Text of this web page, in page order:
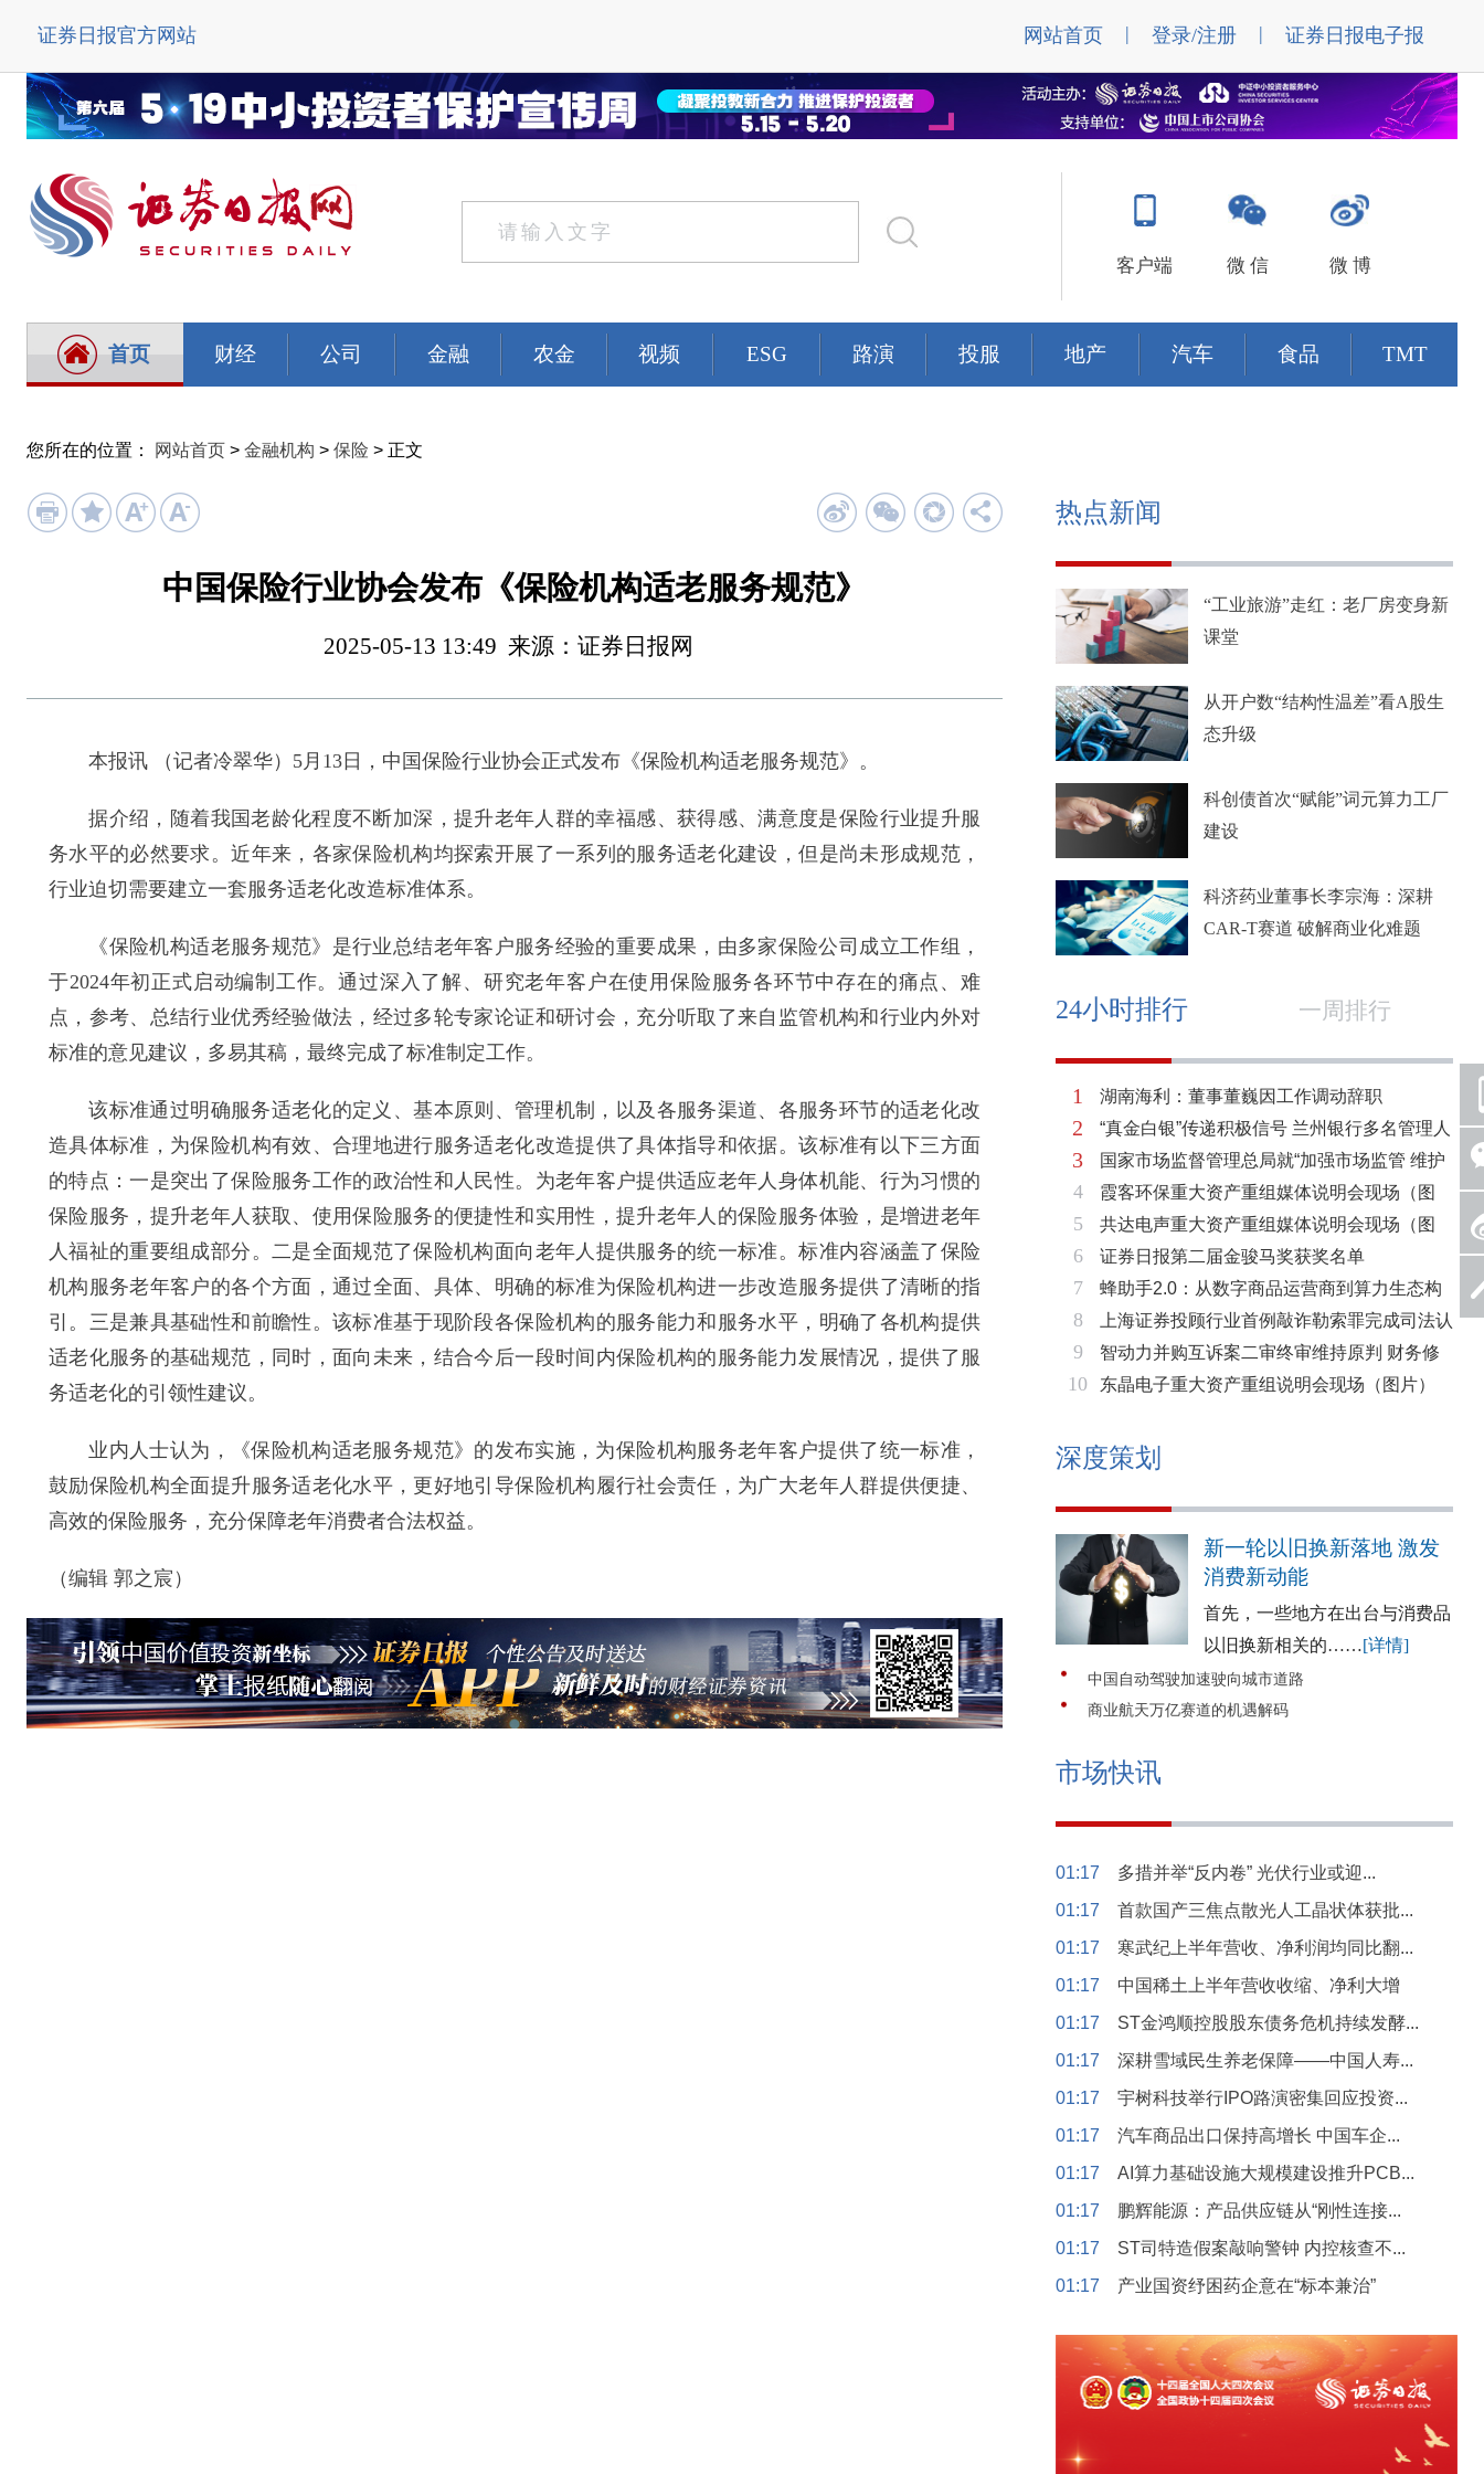
证券日报官方网站 网站首页 | 登录/注册 | 证券日报电子报
客户端 微 信 微 博
首页 财经 公司 金融 农金 视频 ESG 路演 投服 地产 汽车 食品 TMT
您所在的位置： 网站首页 > 金融机构 > 保险 > 正文
中国保险行业协会发布《保险机构适老服务规范》
2025-05-13 13:49 来源：证券日报网
本报讯 （记者冷翠华）5月13日，中国保险行业协会正式发布《保险机构适老服务规范》。
据介绍，随着我国老龄化程度不断加深，提升老年人群的幸福感、获得感、满意度是保险行业提升服
务水平的必然要求。近年来，各家保险机构均探索开展了一系列的服务适老化建设，但是尚未形成规范，
行业迫切需要建立一套服务适老化改造标准体系。
《保险机构适老服务规范》是行业总结老年客户服务经验的重要成果，由多家保险公司成立工作组，
于2024年初正式启动编制工作。通过深入了解、研究老年客户在使用保险服务各环节中存在的痛点、难
点，参考、总结行业优秀经验做法，经过多轮专家论证和研讨会，充分听取了来自监管机构和行业内外对
标准的意见建议，多易其稿，最终完成了标准制定工作。
该标准通过明确服务适老化的定义、基本原则、管理机制，以及各服务渠道、各服务环节的适老化改
造具体标准，为保险机构有效、合理地进行服务适老化改造提供了具体指导和依据。该标准有以下三方面
的特点：一是突出了保险服务工作的政治性和人民性。为老年客户提供适应老年人身体机能、行为习惯的
保险服务，提升老年人获取、使用保险服务的便捷性和实用性，提升老年人的保险服务体验，是增进老年
人福祉的重要组成部分。二是全面规范了保险机构面向老年人提供服务的统一标准。标准内容涵盖了保险
机构服务老年客户的各个方面，通过全面、具体、明确的标准为保险机构进一步改造服务提供了清晰的指
引。三是兼具基础性和前瞻性。该标准基于现阶段各保险机构的服务能力和服务水平，明确了各机构提供
适老化服务的基础规范，同时，面向未来，结合今后一段时间内保险机构的服务能力发展情况，提供了服
务适老化的引领性建议。
业内人士认为，《保险机构适老服务规范》的发布实施，为保险机构服务老年客户提供了统一标准，
鼓励保险机构全面提升服务适老化水平，更好地引导保险机构履行社会责任，为广大老年人群提供便捷、
高效的保险服务，充分保障老年消费者合法权益。
（编辑 郭之宸）
热点新闻
“工业旅游”走红：老厂房变身新
课堂
从开户数“结构性温差”看A股生
态升级
科创债首次“赋能”词元算力工厂
建设
科济药业董事长李宗海：深耕
CAR-T赛道 破解商业化难题
24小时排行 一周排行
1
2
3
4
5
6
7
8
9
10
湖南海利：董事董巍因工作调动辞职
“真金白银”传递积极信号 兰州银行多名管理人
员拟增持公司股份不低于600万元
国家市场监督管理总局就“加强市场监管 维护
市场秩序”答记者问
霞客环保重大资产重组媒体说明会现场（图
片）
共达电声重大资产重组媒体说明会现场（图
片）
证券日报第二届金骏马奖获奖名单
蜂助手2.0：从数字商品运营商到算力生态构
建者的跃迁
上海证券投顾行业首例敲诈勒索罪完成司法认
定 司法机关重拳打击“职业索赔人”
智动力并购互诉案二审终审维持原判 财务修
复与估值空间同步打开
东晶电子重大资产重组说明会现场（图片）
深度策划
新一轮以旧换新落地 激发
消费新动能
首先，一些地方在出台与消费品
以旧换新相关的……[详情]
中国自动驾驶加速驶向城市道路
商业航天万亿赛道的机遇解码
市场快讯
01:17
多措并举“反内卷” 光伏行业或迎...
01:17
首款国产三焦点散光人工晶状体获批...
01:17
寒武纪上半年营收、净利润均同比翻...
01:17
中国稀土上半年营收收缩、净利大增
01:17
ST金鸿顺控股股东债务危机持续发酵...
01:17
深耕雪域民生养老保障——中国人寿...
01:17
宇树科技举行IPO路演密集回应投资...
01:17
汽车商品出口保持高增长 中国车企...
01:17
AI算力基础设施大规模建设推升PCB...
01:17
鹏辉能源：产品供应链从“刚性连接...
01:17
ST司特造假案敲响警钟 内控核查不...
01:17
产业国资纾困药企意在“标本兼治”